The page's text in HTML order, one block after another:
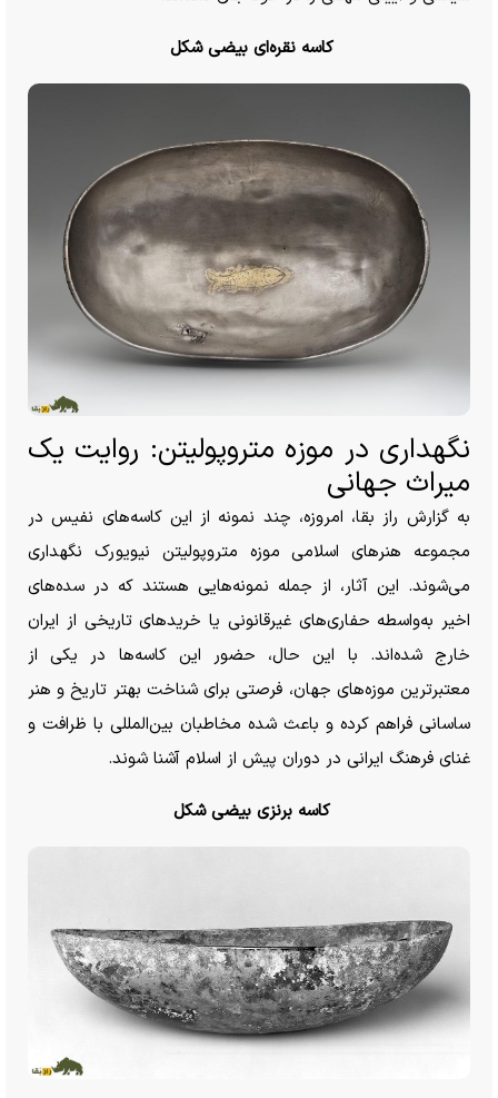
کاسه نقره‌ای بیضی شکل
نگهداری در موزه متروپولیتن: روایت یک
میراث جهانی
به گزارش راز بقا، امروزه، چند نمونه از این کاسه‌های نفیس در
مجموعه هنر‌های اسلامی موزه متروپولیتن نیویورک نگهداری
می‌شوند. این آثار، از جمله نمونه‌هایی هستند که در سده‌های
اخیر به‌واسطه حفاری‌های غیرقانونی یا خرید‌های تاریخی از ایران
خارج شده‌اند. با این حال، حضور این کاسه‌ها در یکی از
معتبرترین موزه‌های جهان، فرصتی برای شناخت بهتر تاریخ و هنر
ساسانی فراهم کرده و باعث شده مخاطبان بین‌المللی با ظرافت و
غنای فرهنگ ایرانی در دوران پیش از اسلام آشنا شوند.
کاسه برنزی بیضی شکل